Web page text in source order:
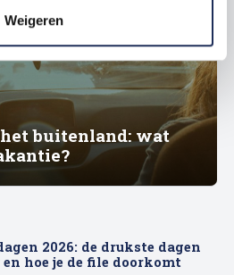
Weigeren
buitenland: wat
2026: de drukste dagen
hoe je de file doorkomt